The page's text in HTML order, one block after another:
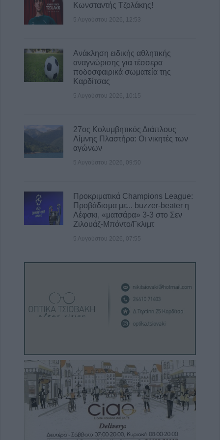
Κωνσταντής Τζολάκης!
5 Αυγούστου 2026, 12:53
Ανάκληση ειδικής αθλητικής
αναγνώρισης για τέσσερα
ποδοσφαιρικά σωματεία της
Καρδίτσας
5 Αυγούστου 2026, 10:15
27ος Κολυμβητικός Διάπλους
Λίμνης Πλαστήρα: Οι νικητές των
αγώνων
5 Αυγούστου 2026, 09:50
Προκριματικά Champions League:
Προβάδισμα με... buzzer-beater η
Λέφσκι, «ματσάρα» 3-3 στο Σεν
Ζιλουάζ-Μπόντο/Γκλιμτ
5 Αυγούστου 2026, 07:55